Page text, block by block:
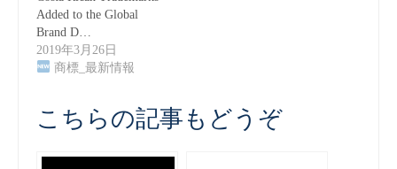
Added to the Global
Brand D…
2019年3月26日
商標_最新情報
こちらの記事もどうぞ